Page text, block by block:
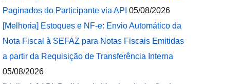
Paginados do Participante via API 05/08/2026
[Melhoria] Estoques e NF-e: Envio Automático da
Nota Fiscal à SEFAZ para Notas Fiscais Emitidas
a partir da Requisição de Transferência Interna
05/08/2026